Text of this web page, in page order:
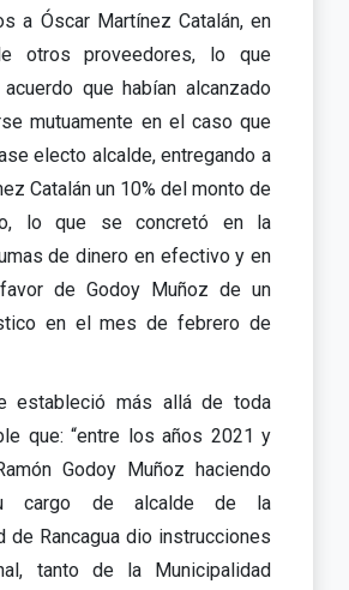
a Óscar Martínez Catalán, en
otros proveedores, lo que
que habían alcanzado
mutuamente en el caso que
electo alcalde, entregando a
Catalán un 10% del monto de
lo que se concretó en la
de dinero en efectivo y en
de Godoy Muñoz de un
en el mes de febrero de
estableció más allá de toda
que: “entre los años 2021 y
Godoy Muñoz haciendo
cargo de alcalde de la
de Rancagua dio instrucciones
tanto de la Municipalidad